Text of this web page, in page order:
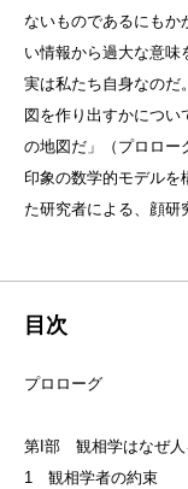
ないものであるにもか
い情報から過大な意味
実は私たち自身なのだ
図を作り出すかについ
の地図だ」（プロロー
印象の数学的モデルを
た研究者による、顔研
目次
プロローグ
第I部 観相学はなぜ人
1 観相学者の約束